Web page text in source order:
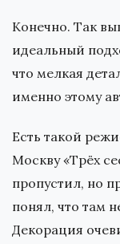
Конечно. Так
идеальный
что мелкая
именно этому
Есть такой
Москву «Трёх
пропустил, но
понял, что там
Декорация